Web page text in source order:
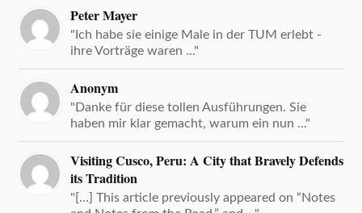
Peter Mayer
"Ich habe sie einige Male in der TUM erlebt -
ihre Vorträge waren ..."
Anonym
"Danke für diese tollen Ausführungen. Sie
haben mir klar gemacht, warum ein nun ..."
Visiting Cusco, Peru: A City that Bravely Defends
its Tradition
"[…] This article previously appeared on “Notes